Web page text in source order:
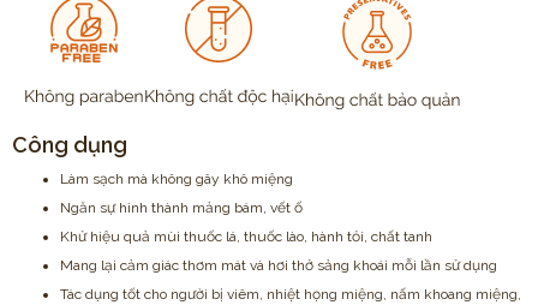
Công dụng
Làm sạch mà không gây khô miệng
Ngăn sự hình thành mảng bám, vết ố
Khử hiệu quả mùi thuốc lá, thuốc lào, hành tỏi, chất tanh
Mang lại cảm giác thơm mát và hơi thở sảng khoái mỗi lần sử dụng
Tác dụng tốt cho người bị viêm, nhiệt họng miệng, nấm khoang miệng,